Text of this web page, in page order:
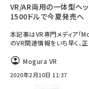
北海道をのん
genai (1477)
abc123 (1352)
VR/AR両用の一体型ヘッ
1500ドルで今夏発売へ
本記事はVR専門メディア「
のVR関連情報をいち早く、正
Mogura VR
2020年2月10日 11:37